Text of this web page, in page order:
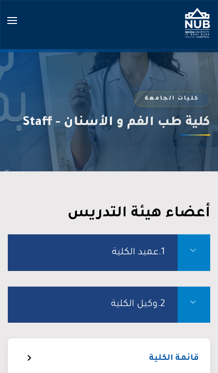
content
كليات الجامعة
كلية طب الفم و الأسنان - Staff
قائمة الكلية
أعضاء هيئة التدريس
1.عميد الكلية
2.وكيل الكلية